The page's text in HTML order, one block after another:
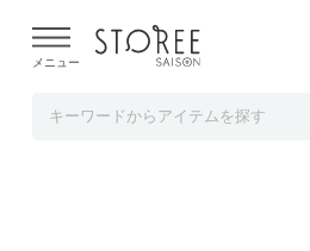
よる配送遅延が発生しております。
メニュー
蓄熱効果 洗えるかぼちゃ